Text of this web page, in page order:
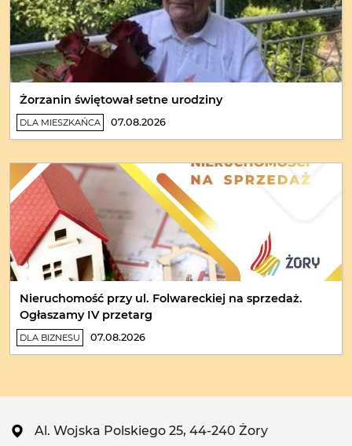
Żorzanin świętował setne urodziny
DLA MIESZKAŃCA 07.08.2026
Nieruchomość przy ul. Folwareckiej na sprzedaż.
Ogłaszamy IV przetarg
DLA BIZNESU 07.08.2026
Al. Wojska Polskiego 25, 44-240 Żory